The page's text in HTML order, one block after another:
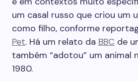
um casal russo que criou um
como filho, conforme
Pet. Há um relato da BBC de
também “adotou” um animal
1980.